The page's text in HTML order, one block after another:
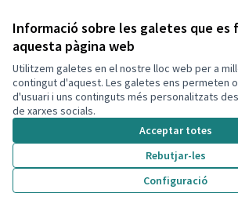
Informació sobre les galetes que es
aquesta pàgina web
Utilitzem galetes en el nostre lloc web per a
contingut d'aquest. Les galetes ens permeten
d'usuari i uns continguts més personalitzats
de xarxes socials.
Acceptar totes
Rebutjar-les
Configuració
Veure totes les propostes retirades
Termes i condicions d'ús
Configuració de les galetes
Decidim Calafell a X
(Enllaç extern)
Decidim Calafell a Facebook
Decidim Calafell a YouTube
Decidim Calafell a GitHub
(Enllaç extern)
Web creada ambprogramari lliure .